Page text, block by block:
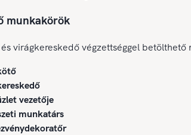
munkakörök
virágkereskedő végzettséggel
vezetője
munkatárs